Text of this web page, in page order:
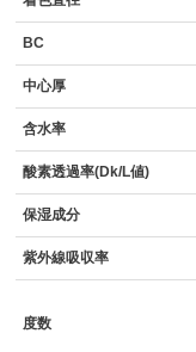
BC
中心厚
含水率
酸素透過率(Dk/L値)
保湿成分
紫外線吸収率
度数